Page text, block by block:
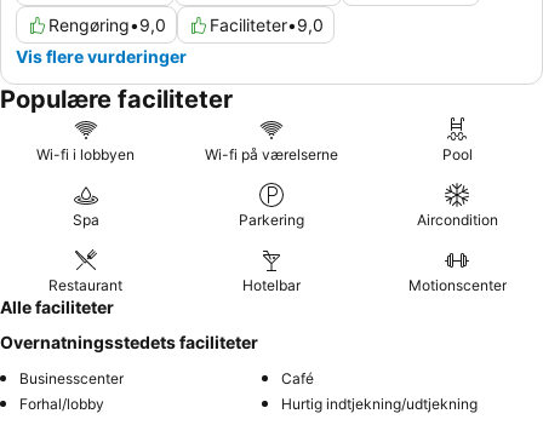
Rengøring•9,0 Faciliteter•9,0
Vis flere vurderinger
Populære faciliteter
Wi-fi i lobbyen Wi-fi på værelserne Pool
Spa Parkering Aircondition
Restaurant Hotelbar Motionscenter
Alle faciliteter
Overnatningsstedets faciliteter
Businesscenter
Café
Forhal/lobby
Hurtig indtjekning/udtjekning